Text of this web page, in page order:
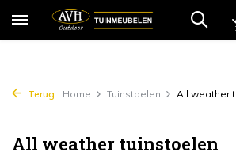
Terug Home Tuinstoelen All weather
All weather tuinstoelen